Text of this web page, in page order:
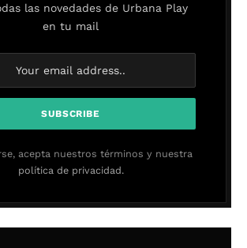
las novedades de Urbana Play
en tu mail
acepta nuestros términos y nuestra
política de privacidad.